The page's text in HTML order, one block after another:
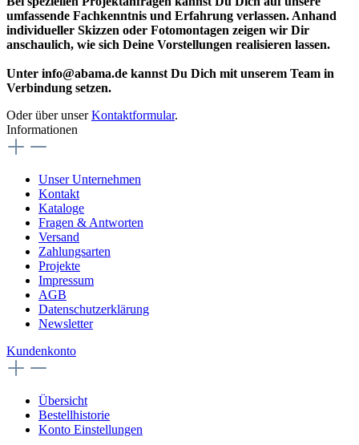
umfassende Fachkenntnis und Erfahrung verlassen. Anhand
individueller Skizzen oder Fotomontagen zeigen wir Dir
anschaulich, wie sich Deine Vorstellungen realisieren lassen.
Unter info@abama.de kannst Du Dich mit unserem Team in
Verbindung setzen.
Oder über unserKontaktformular.
Informationen
Unser Unternehmen
Kontakt
Kataloge
Fragen & Antworten
Versand
Zahlungsarten
Projekte
Impressum
AGB
Datenschutzerklärung
Newsletter
Kundenkonto
Übersicht
Bestellhistorie
Konto Einstellungen